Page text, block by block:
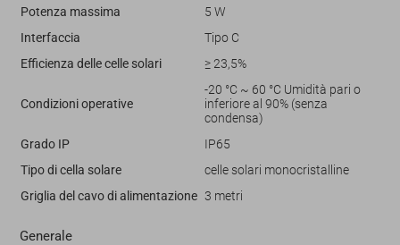
Potenza massima
5 W
Interfaccia
Tipo C
Efficienza delle celle solari
≥ 23,5%
Condizioni operative
-20 °C ~ 60 °C Umidità pari o
inferiore al 90% (senza
condensa)
Grado IP
IP65
Tipo di cella solare
celle solari monocristalline
Griglia del cavo di alimentazione 3 metri
Generale